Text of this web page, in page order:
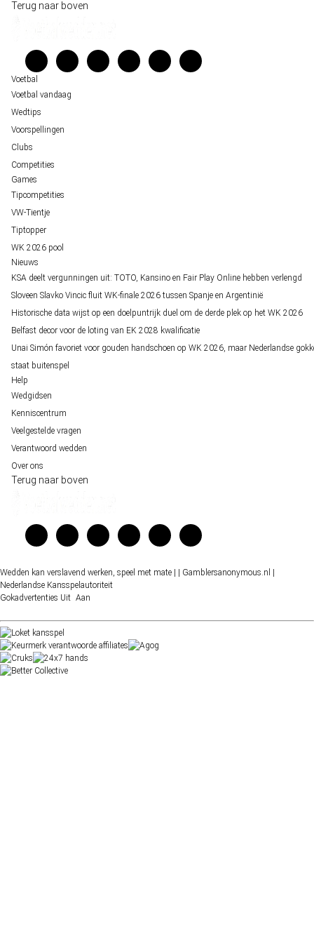
Belfast decor voor de loting van EK 2028 kwalificatie
Wedgidsen
Verantwoord wedden
Over ons
Terug naar boven
Voetbal
Voetbal vandaag
Wedtips
Voorspellingen
Clubs
Competities
Games
Tipcompetities
VW-Tientje
Tiptopper
WK 2026 pool
Nieuws
KSA deelt vergunningen uit: TOTO, Kansino en Fair Play Online hebben verlengd
Sloveen Slavko Vincic fluit WK-finale 2026 tussen Spanje en Argentinië
Historische data wijst op een doelpuntrijk duel om de derde plek op het WK 2026
Belfast decor voor de loting van EK 2028 kwalificatie
Unai Simón favoriet voor gouden handschoen op WK 2026, maar Nederlandse
staat buitenspel
Help
Wedgidsen
Kenniscentrum
Veelgestelde vragen
Verantwoord wedden
Over ons
Terug naar boven
Wedden kan verslavend werken, speel met mate | | Gamblersanonymous.nl |
Nederlandse Kansspelautoriteit
Gokadvertenties Uit Aan